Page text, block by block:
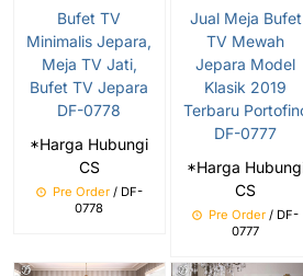
Bufet TV
Minimalis Jepara,
Meja TV Jati,
Bufet TV Jepara
DF-0778
*Harga Hubungi
CS
Pre Order/ DF-
0778
Jual Meja Bufet
TV Mewah
Jepara Model
Klasik 2019
Terbaru
DF-0777
*Harga
CS
Pre Order / DF-
0777